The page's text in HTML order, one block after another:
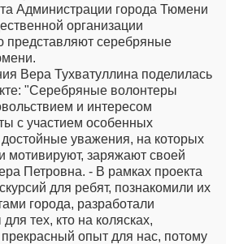
Администрации города Тюмени
организации
серебряные
Вера Тухватуллина поделилась
"Серебряные волонтеры
и интересом
с участием особенных
уважения, на которых
мотивируют, заряжают своей
Петровна. - В рамках проекта
для ребят, познакомили их
города, разработали
тех, кто на колясках,
опыт для нас, потому